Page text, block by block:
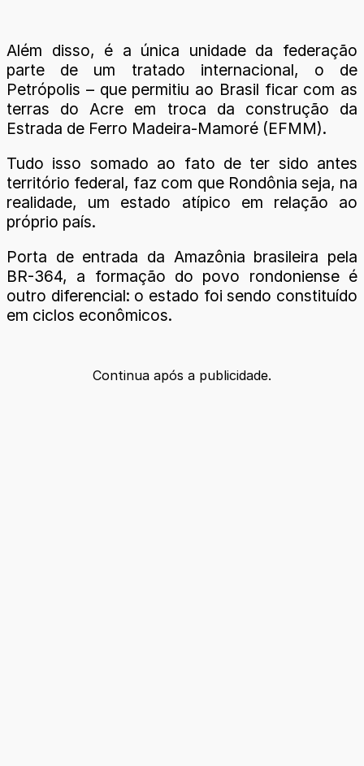
Além disso, é a única unidade da federação
parte de um tratado internacional, o de
Petrópolis – que permitiu ao Brasil ficar com as
terras do Acre em troca da construção da
Estrada de Ferro Madeira-Mamoré (EFMM).
Tudo isso somado ao fato de ter sido antes
território federal, faz com que Rondônia seja, na
realidade, um estado atípico em relação ao
próprio país.
Porta de entrada da Amazônia brasileira pela
BR-364, a formação do povo rondoniense é
outro diferencial: o estado foi sendo constituído
em ciclos econômicos.
Continua após a publicidade.